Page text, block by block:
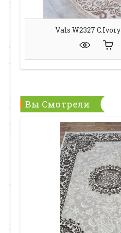
Vals W2327
Вы Смотрели